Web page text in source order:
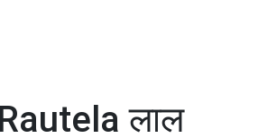
लाल